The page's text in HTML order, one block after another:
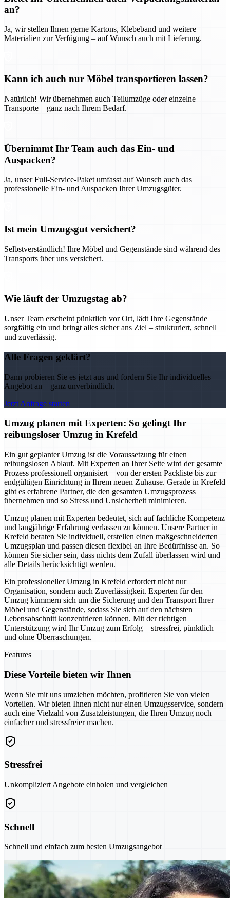
an?
Ja, wir stellen Ihnen gerne Kartons, Klebeband und weitere
Materialien zur Verfügung – auf Wunsch auch mit Lieferung.
Kann ich auch nur Möbel transportieren lassen?
Natürlich! Wir übernehmen auch Teilumzüge oder einzelne
Transporte – ganz nach Ihrem Bedarf.
Übernimmt Ihr Team auch das Ein- und
Auspacken?
Ja, unser Full-Service-Paket umfasst auf Wunsch auch das
professionelle Ein- und Auspacken Ihrer Umzugsgüter.
Ist mein Umzugsgut versichert?
Selbstverständlich! Ihre Möbel und Gegenstände sind während des
Transports über uns versichert.
Wie läuft der Umzugstag ab?
Unser Team erscheint pünktlich vor Ort, lädt Ihre Gegenstände
sorgfältig ein und bringt alles sicher ans Ziel – strukturiert, schnell
und zuverlässig.
Alle Fragen geklärt?
Dann probieren Sie es jetzt aus und fordern Sie Ihr individuelles
Angebot an – ganz unverbindlich.
Jetzt Anfrage starten
Umzug planen mit Experten: So gelingt Ihr
reibungsloser Umzug in Krefeld
Ein gut geplanter Umzug ist die Voraussetzung für einen
reibungslosen Ablauf. Mit Experten an Ihrer Seite wird der gesamte
Prozess professionell organisiert – von der ersten Packliste bis zur
endgültigen Einrichtung in Ihrem neuen Zuhause. Gerade in Krefeld
gibt es erfahrene Partner, die den gesamten Umzugsprozess
übernehmen und so Stress und Unsicherheit minimieren.
Umzug planen mit Experten bedeutet, sich auf fachliche Kompetenz
und langjährige Erfahrung verlassen zu können. Unsere Partner in
Krefeld beraten Sie individuell, erstellen einen maßgeschneiderten
Umzugsplan und passen diesen flexibel an Ihre Bedürfnisse an. So
können Sie sicher sein, dass nichts dem Zufall überlassen wird und
alle Details berücksichtigt werden.
Ein professioneller Umzug in Krefeld erfordert nicht nur
Organisation, sondern auch Zuverlässigkeit. Experten für den
Umzug kümmern sich um die Sicherung und den Transport Ihrer
Möbel und Gegenstände, sodass Sie sich auf den nächsten
Lebensabschnitt konzentrieren können. Mit der richtigen
Unterstützung wird Ihr Umzug zum Erfolg – stressfrei, pünktlich
und ohne Überraschungen.
Features
Diese Vorteile bieten wir Ihnen
Wenn Sie mit uns umziehen möchten, profitieren Sie von vielen
Vorteilen. Wir bieten Ihnen nicht nur einen Umzugsservice, sondern
auch eine Vielzahl von Zusatzleistungen, die Ihren Umzug noch
einfacher und stressfreier machen.
Stressfrei
Unkompliziert Angebote einholen und vergleichen
Schnell
Schnell und einfach zum besten Umzugsangebot